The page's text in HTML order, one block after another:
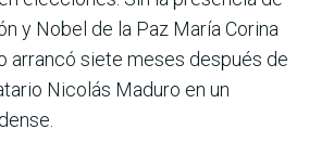
y Nobel de la Paz María Corina
arrancó siete meses después de
Nicolás Maduro en un